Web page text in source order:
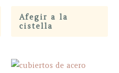
Afegir a la
cistella